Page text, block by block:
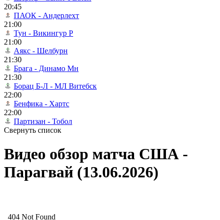
20:45
ПАОК - Андерлехт
21:00
Тун - Викингур Р
21:00
Аякс - Шелбурн
21:30
Брага - Динамо Мн
21:30
Борац Б-Л - МЛ Витебск
22:00
Бенфика - Хартс
22:00
Партизан - Тобол
Свернуть список
Видео обзор матча США -
Парагвай (13.06.2026)